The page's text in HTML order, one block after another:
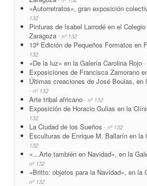
«Autorretratos», gran exposición
132
Pinturas de Isabel Larrodé en el
Zaragoza - nº 132
13ª Edición de Pequeños Formatos en
132
«De la luz» en la Galería Carolina Rojo -
Exposiciones de Francisca Zamorano
Últimas creaciones de José Beulas, en
- nº 132
Arte tribal africano - nº 132
Exposición de Horacio Gulias en la
132
La Ciudad de los Sueños - nº 132
Esculturas de Enrique M. Ballarín en la
132
«…Arte también en Navidad», en la
nº 132
«Britto: objetos para la Navidad», en la
nº 132